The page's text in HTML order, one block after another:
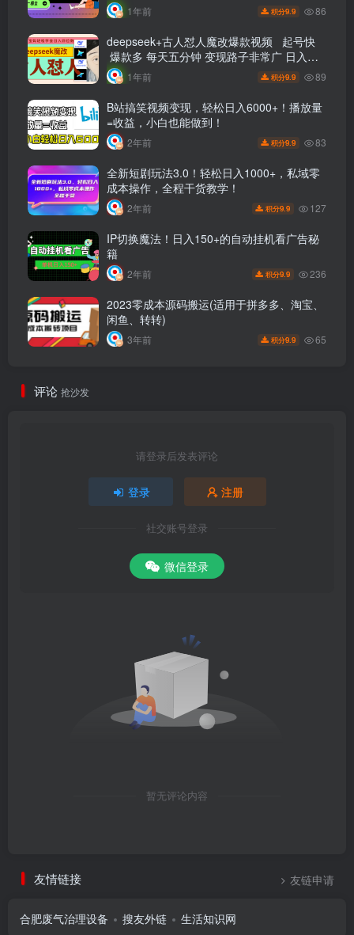
1年前 积分9.9 86
deepseek+古人怼人魔改爆款视频 起号快
爆款多 每天五分钟 变现路子非常广 日入四
位数 小白 宝妈 上班族副业 都可以轻松闭眼
搞钱
1年前 积分9.9 89
B站搞笑视频变现，轻松日入6000+！播放量
=收益，小白也能做到！
2年前 积分9.9 83
全新短剧玩法3.0！轻松日入1000+，私域零
成本操作，全程干货教学！
2年前 积分9.9 127
IP切换魔法！日入150+的自动挂机看广告秘
籍
2年前 积分9.9 236
2023零成本源码搬运(适用于拼多多、淘宝、
闲鱼、转转)
3年前 积分9.9 65
评论 抢沙发
请登录后发表评论
登录 注册
社交账号登录
微信登录
暂无评论内容
友情链接 友链申请
合肥废气治理设备 搜友外链 生活知识网